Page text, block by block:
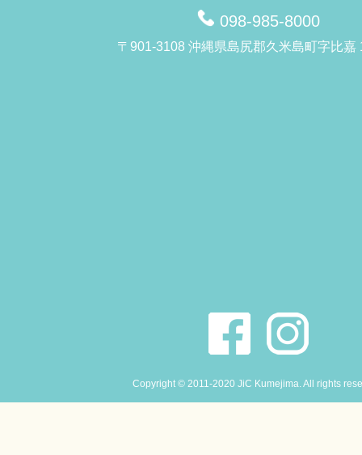
098-985-8000
〒901-3108 沖縄県島尻郡久米島町字比嘉
Copyright © 2011-2020 JiC Kumejima. All rights